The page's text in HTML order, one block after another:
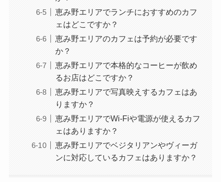
恵み野エリアでランチにおすすめのカフ
ェはどこですか？
恵み野エリアのカフェは予約が必要です
か？
恵み野エリアで本格的なコーヒーが飲め
るお店はどこですか？
恵み野エリアで写真映えするカフェはあ
りますか？
恵み野エリアでWi-Fiや電源が使えるカフ
ェはありますか？
恵み野エリアでベジタリアンやヴィーガ
ンに対応しているカフェはありますか？